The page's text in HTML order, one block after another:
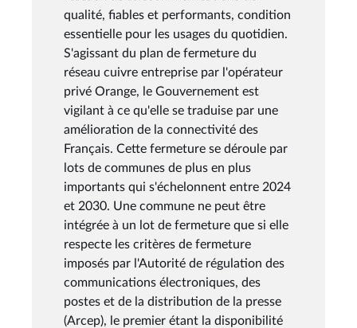
qualité, fiables et performants, condition
essentielle pour les usages du quotidien.
S'agissant du plan de fermeture du
réseau cuivre entreprise par l'opérateur
privé Orange, le Gouvernement est
vigilant à ce qu'elle se traduise par une
amélioration de la connectivité des
Français. Cette fermeture se déroule par
lots de communes de plus en plus
importants qui s'échelonnent entre 2024
et 2030. Une commune ne peut être
intégrée à un lot de fermeture que si elle
respecte les critères de fermeture
imposés par l'Autorité de régulation des
communications électroniques, des
postes et de la distribution de la presse
(Arcep), le premier étant la disponibilité